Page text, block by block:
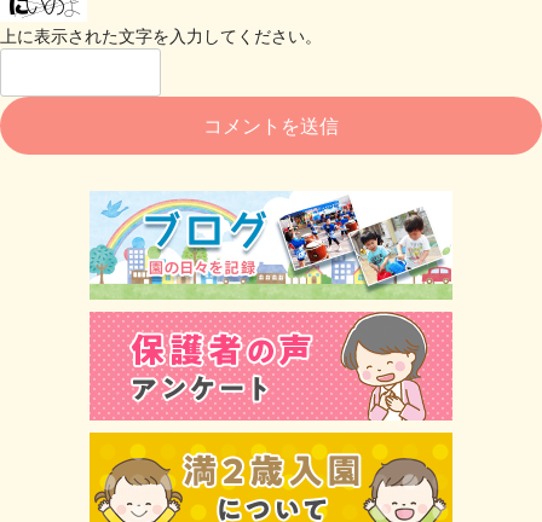
上に表示された文字を入力してください。